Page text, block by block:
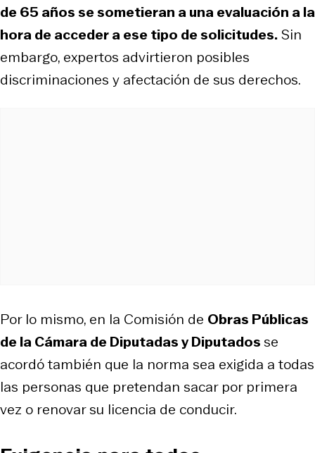
de 65 años se sometieran a una evaluación a la
hora de acceder a ese tipo de solicitudes.Sin
embargo, expertos advirtieron posibles
discriminaciones y afectación de sus derechos.
Por lo mismo, en la Comisión de Obras Públicas
de la Cámara de Diputadas y Diputadosse
acordó también que la norma sea exigida a todas
las personas que pretendan sacar por primera
vez o renovar su licencia de conducir.